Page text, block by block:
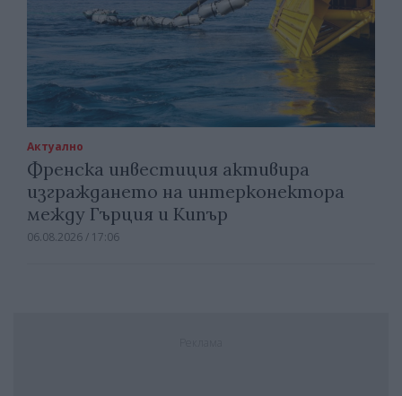
Актуално
Френска инвестиция активира
изграждането на интерконектора
между Гърция и Кипър
06.08.2026 / 17:06